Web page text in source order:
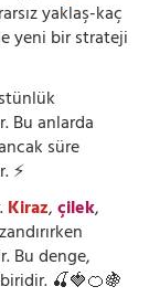
yaklaş-kaç
yeni bir strateji
Bu anlarda
süre
⚡
Kiraz,çilek,
Bu denge,
🍒🍓🍊🍇